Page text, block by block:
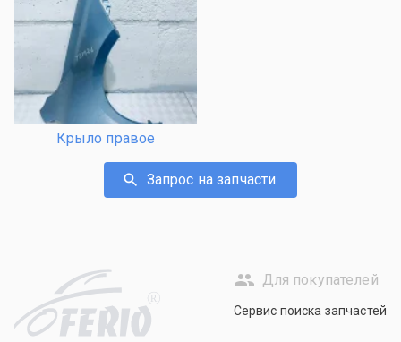
Крыло правое
Запрос на запчасти
R
Для покупателей
Сервис поиска запчастей